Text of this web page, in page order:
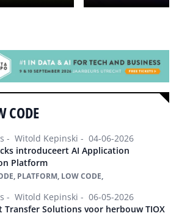
CODE
- Witold Kepinski - 04-06-2026
introduceert AI Application
Platform
PLATFORM, LOW CODE,
- Witold Kepinski - 06-05-2026
Transfer Solutions voor herbouw TIOX